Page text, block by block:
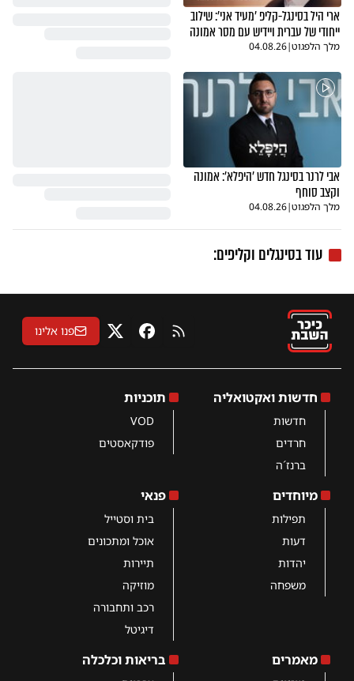
ארי היל בסינגל-קליפ 'מעיד אני': שילוב
ייחודי של עברית ויידיש עם מסר אמונה
מלך הלפגוט|
04.08.26
אבי לרנר בסינגל חדש 'היפלא': אמונה
וקצב סוחף
מלך הלפגוט|
04.08.26
עוד בסינגלים וקליפים:
RSS פייסבוקX פנו אלינו
חדשות ואקטואליה
חדשות
חרדים
ברנז´ה
תוכניות
VOD
פודקאסטים
מיוחדים
תפילות
דעות
יהדות
משפחה
פנאי
בית וסטייל
אוכל ומתכונים
תיירות
מוזיקה
רכב ותחבורה
דיגיטל
מאמרים בריאות וכלכלה